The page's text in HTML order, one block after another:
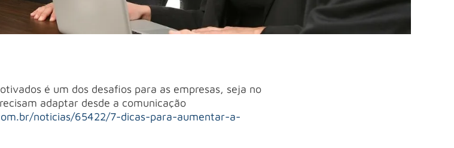
é um dos desafios para as empresas, seja no
adaptar desde a comunicação
noticias/65422/7-dicas-para-aumentar-a-